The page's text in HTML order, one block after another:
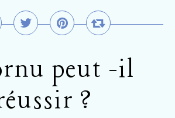
peut -il
?